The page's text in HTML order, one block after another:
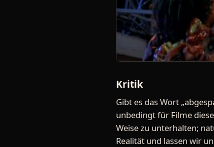
Kritik
Gibt es das Wort
unbedingt für Filme
Weise zu unterhalten;
Realität und lassen wir